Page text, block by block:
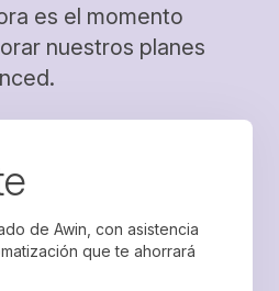
es el momento
nuestros planes
de Awin, con asistencia
que te ahorrará